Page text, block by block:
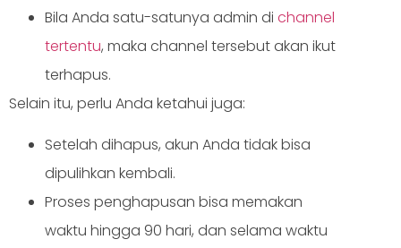
Bila Anda satu-satunya admin di channel
tertentu, maka channel tersebut akan ikut
terhapus.
Selain itu, perlu Anda ketahui juga:
Setelah dihapus, akun Anda tidak bisa
dipulihkan kembali.
Proses penghapusan bisa memakan
waktu hingga 90 hari, dan selama waktu